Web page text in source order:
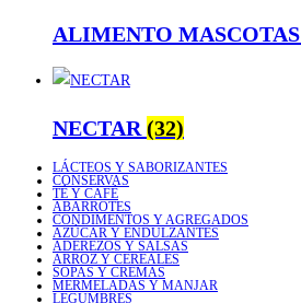
ALIMENTO MASCOTAS
NECTAR (32)
LÁCTEOS Y SABORIZANTES
CONSERVAS
TÉ Y CAFÉ
ABARROTES
CONDIMENTOS Y AGREGADOS
AZÚCAR Y ENDULZANTES
ADEREZOS Y SALSAS
ARROZ Y CEREALES
SOPAS Y CREMAS
MERMELADAS Y MANJAR
LEGUMBRES